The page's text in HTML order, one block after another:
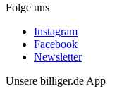
Folge uns
Instagram
Facebook
Newsletter
Unsere billiger.de App